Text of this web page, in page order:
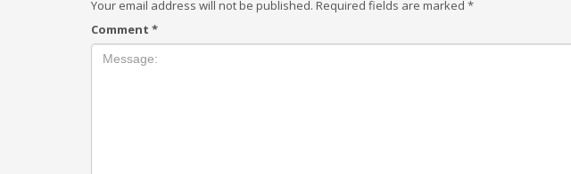
Your email address will not be published. Required fields are marked *
Comment *